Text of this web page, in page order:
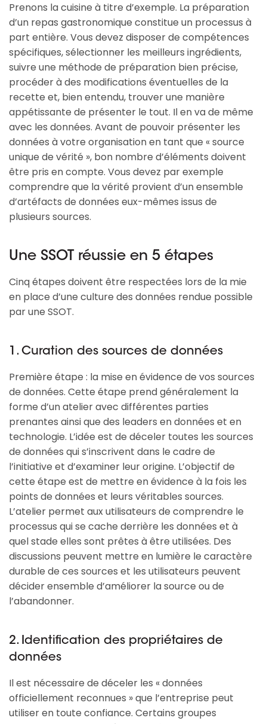
Prenons la cuisine à titre d’exemple. La préparation
d’un repas gastronomique constitue un processus à
part entière. Vous devez disposer de compétences
spécifiques, sélectionner les meilleurs ingrédients,
suivre une méthode de préparation bien précise,
procéder à des modifications éventuelles de la
recette et, bien entendu, trouver une manière
appétissante de présenter le tout. Il en va de même
avec les données. Avant de pouvoir présenter les
données à votre organisation en tant que « source
unique de vérité », bon nombre d’éléments doivent
être pris en compte. Vous devez par exemple
comprendre que la vérité provient d’un ensemble
d’artéfacts de données eux-mêmes issus de
plusieurs sources.
Une SSOT réussie en 5 étapes
Cinq étapes doivent être respectées lors de la mie
en place d’une culture des données rendue possible
par une SSOT.
1. Curation des sources de données
Première étape : la mise en évidence de vos sources
de données. Cette étape prend généralement la
forme d’un atelier avec différentes parties
prenantes ainsi que des leaders en données et en
technologie. L’idée est de déceler toutes les sources
de données qui s’inscrivent dans le cadre de
l’initiative et d’examiner leur origine. L’objectif de
cette étape est de mettre en évidence à la fois les
points de données et leurs véritables sources.
L’atelier permet aux utilisateurs de comprendre le
processus qui se cache derrière les données et à
quel stade elles sont prêtes à être utilisées. Des
discussions peuvent mettre en lumière le caractère
durable de ces sources et les utilisateurs peuvent
décider ensemble d’améliorer la source ou de
l’abandonner.
2. Identification des propriétaires de
données
Il est nécessaire de déceler les « données
officiellement reconnues » que l’entreprise peut
utiliser en toute confiance. Certains groupes